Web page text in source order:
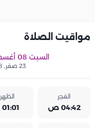
مواقيت الصلاة
السبت 08 أغسطس, 2026
23 صفر, 1448
الفجر
04:42 ص
الظهر
01:01 م